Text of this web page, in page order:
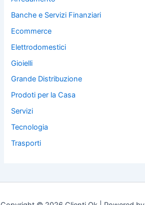
Banche e Servizi Finanziari
Ecommerce
Elettrodomestici
Gioielli
Grande Distribuzione
Prodoti per la Casa
Servizi
Tecnologia
Trasporti